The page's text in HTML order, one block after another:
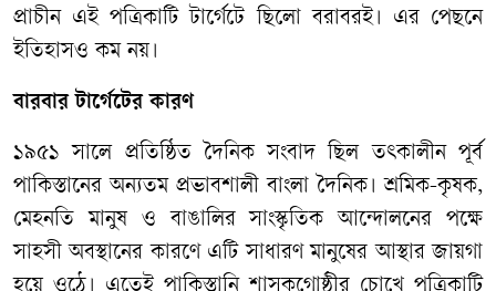
প্রাচীন এই পত্রিকাটি টার্গেটে ছিলো বরাবরই। এর পেছনে
ইতিহাসও কম নয়।
বারবার টার্গেটের কারণ
১৯৫১ সালে প্রতিষ্ঠিত দৈনিক সংবাদ ছিল তৎকালীন পূর্ব
পাকিস্তানের অন্যতম প্রভাবশালী বাংলা দৈনিক। শ্রমিক-কৃষক,
মেহনতি মানুষ ও বাঙালির সাংস্কৃতিক আন্দোলনের পক্ষে
সাহসী অবস্থানের কারণে এটি সাধারণ মানুষের আস্থার জায়গা